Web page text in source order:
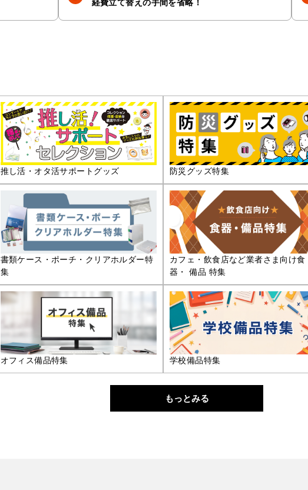
経費立て替えの手間を省略！
推し活・オタ活サポートグッズ 防災グッズ特集
書類ケース・ポーチ・クリアホルダー特
集
カフェ・飲食店など業者さま向け食
器・ 備品 特集
オフィス備品特集 学校備品特集
もっとみる